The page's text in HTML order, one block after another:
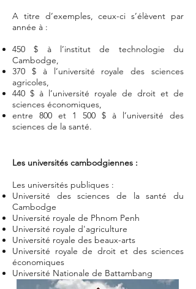
A titre d’exemples, ceux-ci s’élèvent par
année à :
450 $ à l’institut de technologie du
Cambodge,
370 $ à l’université royale des sciences
agricoles,
440 $ à l’université royale de droit et de
sciences économiques,
entre 800 et 1 500 $ à l’université des
sciences de la santé.
Les universités cambodgiennes :
Les universités publiques :
Université des sciences de la santé du
Cambodge
Université royale de Phnom Penh
Université royale d'agriculture
Université royale des beaux-arts
Université royale de droit et des sciences
économiques
Université Nationale de Battambang